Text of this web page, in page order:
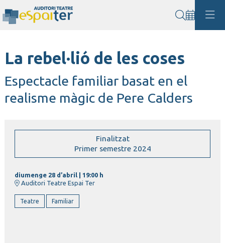
La rebel·lió de les coses
Espectacle familiar basat en el
realisme màgic de Pere Calders
Finalitzat
Primer semestre 2024
diumenge 28 d’abril
19:00 h
Auditori Teatre Espai Ter
Teatre Familiar